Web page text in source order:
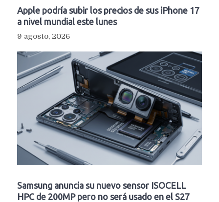
Apple podría subir los precios de sus iPhone 17
a nivel mundial este lunes
9 agosto, 2026
Samsung anuncia su nuevo sensor ISOCELL
HPC de 200MP pero no será usado en el S27